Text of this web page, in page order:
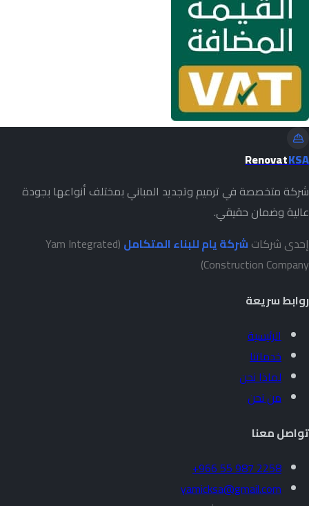
RenovatKSA
شركة متخصصة في ترميم وتجديد المباني بمختلف أنواعها بجودة
عالية وضمان حقيقي.
إحدى شركاتشركة يام للبناء المتكامل (Yam Integrated
Construction Company)
روابط سريعة
الرئيسية
خدماتنا
لماذا نحن
من نحن
تواصل معنا
+966 55 987 2258
yamicksa@gmail.com